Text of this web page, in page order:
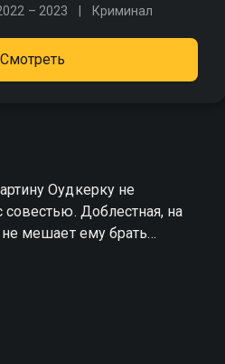
– 2023 Криминал
Смотреть
Оудкерку не
Доблестная, на
мешает ему брать
В частности, за
его нелегальный
в перестрелке,
что власть на